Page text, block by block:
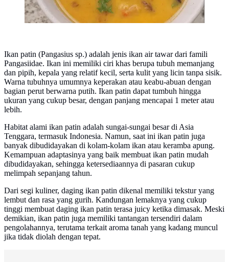
Ikan patin (Pangasius sp.) adalah jenis ikan air tawar dari famili
Pangasiidae. Ikan ini memiliki ciri khas berupa tubuh memanjang
dan pipih, kepala yang relatif kecil, serta kulit yang licin tanpa sisik.
Warna tubuhnya umumnya keperakan atau keabu-abuan dengan
bagian perut berwarna putih. Ikan patin dapat tumbuh hingga
ukuran yang cukup besar, dengan panjang mencapai 1 meter atau
lebih.
Habitat alami ikan patin adalah sungai-sungai besar di Asia
Tenggara, termasuk Indonesia. Namun, saat ini ikan patin juga
banyak dibudidayakan di kolam-kolam ikan atau keramba apung.
Kemampuan adaptasinya yang baik membuat ikan patin mudah
dibudidayakan, sehingga ketersediaannya di pasaran cukup
melimpah sepanjang tahun.
Dari segi kuliner, daging ikan patin dikenal memiliki tekstur yang
lembut dan rasa yang gurih. Kandungan lemaknya yang cukup
tinggi membuat daging ikan patin terasa juicy ketika dimasak. Meski
demikian, ikan patin juga memiliki tantangan tersendiri dalam
pengolahannya, terutama terkait aroma tanah yang kadang muncul
jika tidak diolah dengan tepat.